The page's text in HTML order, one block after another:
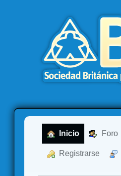
Inicio Foro
Registrarse